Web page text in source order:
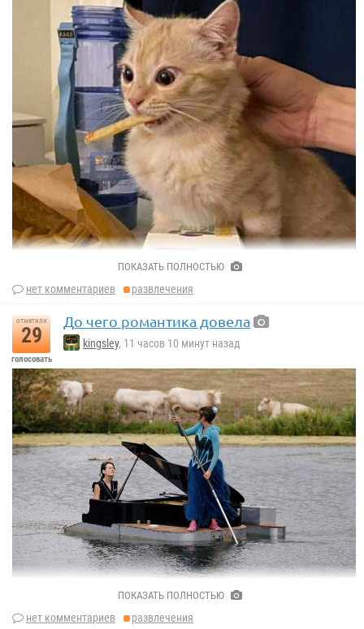
ПОКАЗАТЬ ПОЛНОСТЬЮ
нет комментариев развлечения
отметили
29
голосовать
До чего романтика довела
kingsley, 11 часов 10 минут назад
ПОКАЗАТЬ ПОЛНОСТЬЮ
нет комментариев развлечения